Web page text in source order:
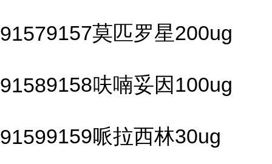
91579157莫匹罗星200ug
91589158呋喃妥因100ug
91599159哌拉西林30ug